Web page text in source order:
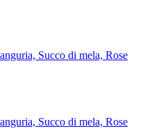
Succo di mela, Rose
Succo di mela, Rose